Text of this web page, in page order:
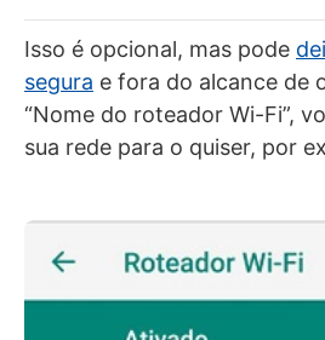
Isso é opcional, mas pode
segura e fora do alcance de
“Nome do roteador Wi-Fi”,
sua rede para o quiser, por